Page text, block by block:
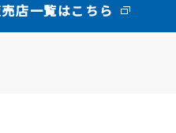
店一覧はこちら